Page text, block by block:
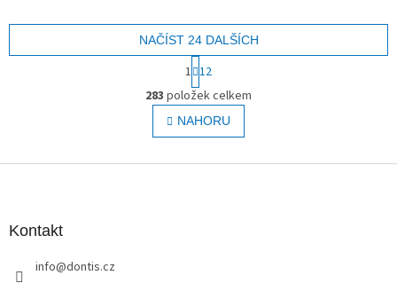
O
v
l
á
NAČÍST 24 DALŠÍCH
t
r
á
n
k
v
1 12
283 položek celkem
NAHORU
Kontakt
info@dontis.cz